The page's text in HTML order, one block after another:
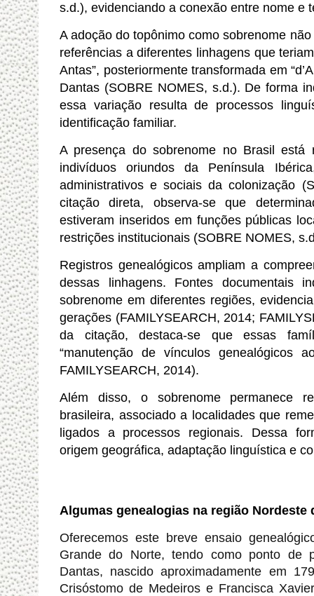
s.d.), evidenciando a conexão entre nome e
A adoção do topônimo como sobrenome
referências a diferentes linhagens que
Antas”, posteriormente transformada em
Dantas (SOBRE NOMES, s.d.). De forma
essa variação resulta de processos
identificação familiar.
A presença do sobrenome no Brasil está
indivíduos oriundos da Península
administrativos e sociais da colonização
citação direta, observa-se que
estiveram inseridos em funções públicas
restrições institucionais (SOBRE NOMES,
Registros genealógicos ampliam a
dessas linhagens. Fontes documentais
sobrenome em diferentes regiões,
gerações (FAMILYSEARCH, 2014;
da citação, destaca-se que essas
“manutenção de vínculos genealógicos
FAMILYSEARCH, 2014).
Além disso, o sobrenome permanece
brasileira, associado a localidades que
ligados a processos regionais. Dessa
origem geográfica, adaptação linguística e
Algumas genealogias na região Nordeste
Oferecemos este breve ensaio
Grande do Norte, tendo como ponto de
Dantas, nascido aproximadamente em
Crisóstomo de Medeiros e Francisca